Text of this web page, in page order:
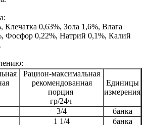
0,63%, Зола 1,6%, Влага
Фосфор 0,22%, Натрий 0,1%, Калий
Рацион-максимальная
рекомендованная
порция
гр/24ч
Единицы
измерения
3/4
банка
1 1/4
банка